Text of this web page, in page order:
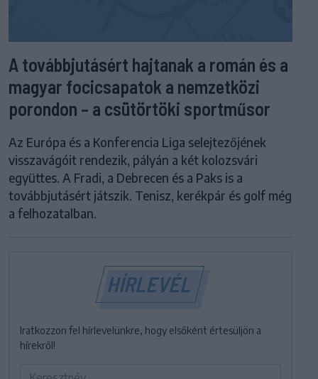
A továbbjutásért hajtanak a román és a
magyar focicsapatok a nemzetközi
porondon – a csütörtöki sportműsor
Az Európa és a Konferencia Liga selejtezőjének
visszavágóit rendezik, pályán a két kolozsvári
együttes. A Fradi, a Debrecen és a Paks is a
továbbjutásért játszik. Tenisz, kerékpár és golf még
a felhozatalban.
HÍRLEVÉL
Iratkozzon fel hírlevelünkre, hogy elsőként értesüljön a
hírekről!